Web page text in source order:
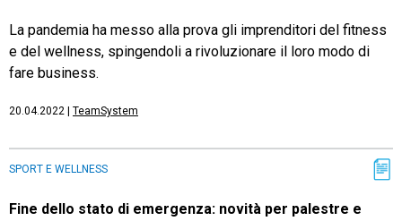
La pandemia ha messo alla prova gli imprenditori del fitness
e del wellness, spingendoli a rivoluzionare il loro modo di
fare business.
20.04.2022 TeamSystem
SPORT E WELLNESS
Fine dello stato di emergenza: novità per palestre e